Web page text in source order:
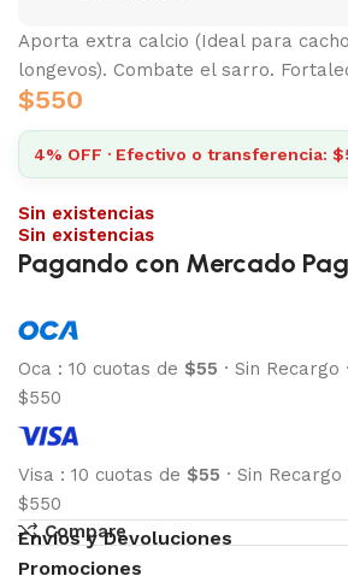
Aporta extra calcio (Ideal para
longevos). Combate el sarro.
$550
4% OFF · Efectivo o transferencia:
Sin existencias
Sin existencias
Pagando con Mercado
Oca : 10 cuotas de $55 · Sin Recargo ·
$550
Visa : 10 cuotas de $55 · Sin Recargo
$550
Compare
Envíos y Devoluciones
Promociones